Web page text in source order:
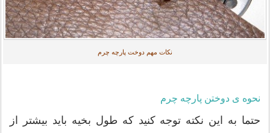
نکات مهم دوخت پارچه چرم
نحوه ی دوختن پارچه چرم
حتما به این نکته توجه کنید که طول بخیه باید بیشتر از